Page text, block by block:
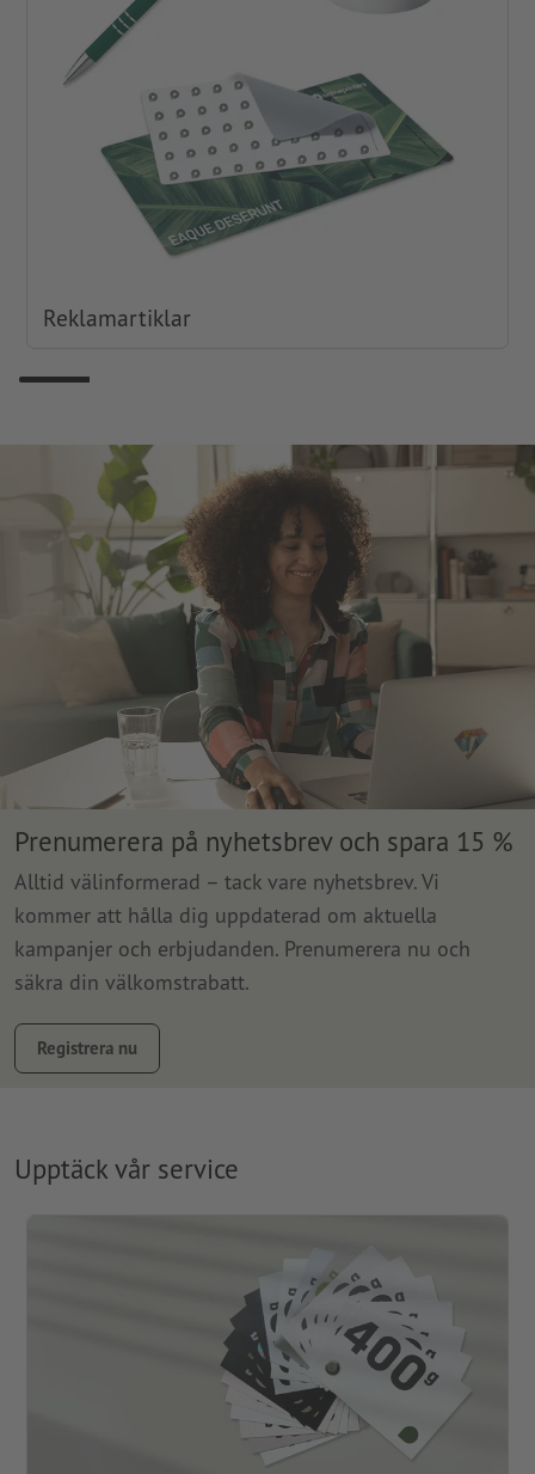
Reklamartiklar
Prenumerera på nyhetsbrev och spara 15 %
Alltid välinformerad – tack vare nyhetsbrev. Vi
kommer att hålla dig uppdaterad om aktuella
kampanjer och erbjudanden. Prenumerera nu och
säkra din välkomstrabatt.
Registrera nu
Upptäck vår service